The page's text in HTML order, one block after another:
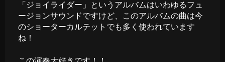
「ジョイライダー」というアルバムはいわゆるフュ
ージョンサウンドですけど、このアルバムの曲は今
のショーターカルテットでも多く使われています
ね！